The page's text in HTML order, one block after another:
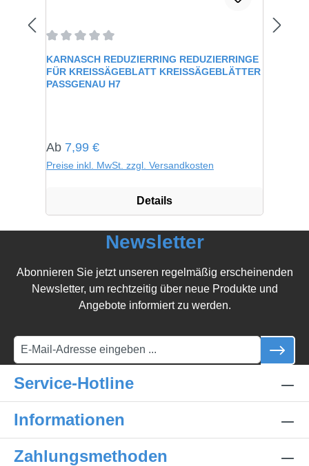
KARNASCH REDUZIERRING REDUZIERRINGE
FÜR KREISSÄGEBLATT KREISSÄGEBLÄTTER
PASSGENAU H7
Regulärer Preis:
Ab 7,99 €
Preise inkl. MwSt. zzgl. Versandkosten
Details
Newsletter
Abonnieren Sie jetzt unseren regelmäßig erscheinenden
Newsletter, um rechtzeitig über neue Produkte und
Angebote informiert zu werden.
Service-Hotline
Informationen
Zahlungsmethoden